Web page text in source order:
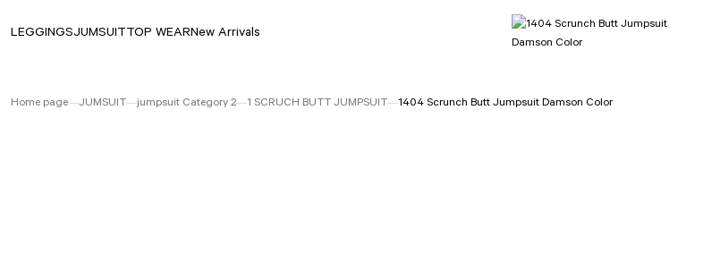
LEGGINGSJUMSUITTOP WEARNew Arrivals
Home page JUMSUIT jumpsuit Category 2 1 SCRUCH BUTT JUMPSUIT 1404 Scrunch Butt Jumpsuit Damson Color